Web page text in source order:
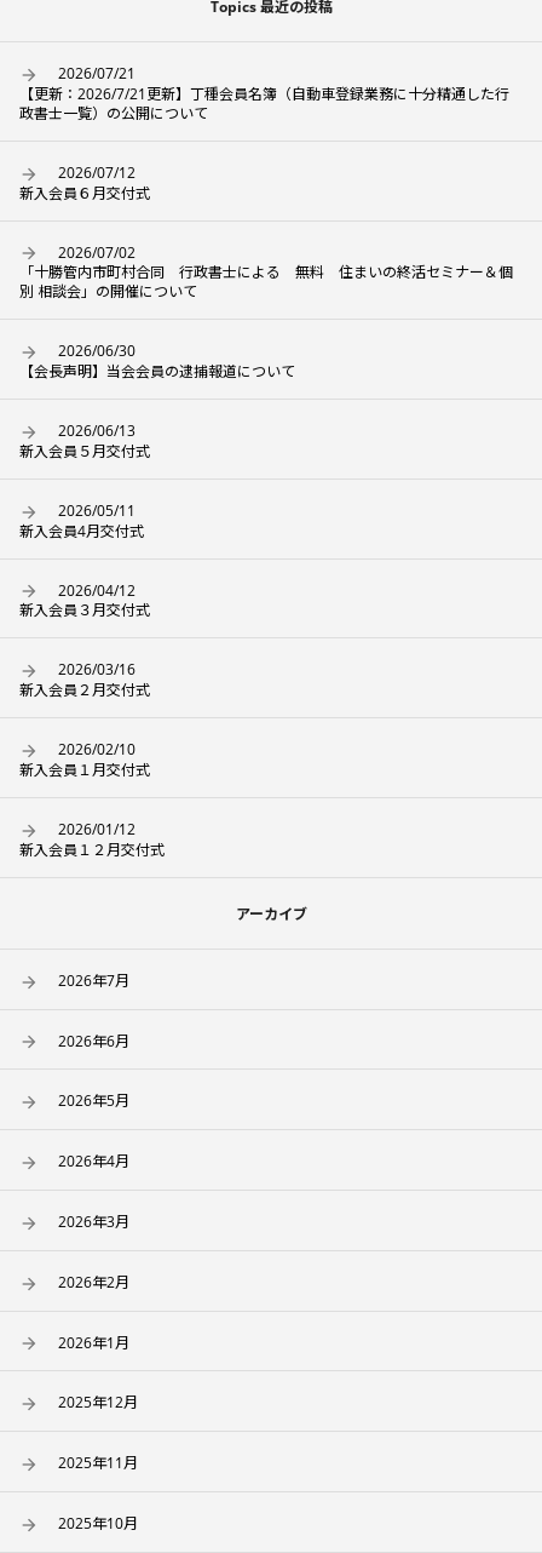
Topics 最近の投稿
2026/07/21
【更新：2026/7/21更新】丁種会員名簿（自動車登録業務に十分精通した行
政書士一覧）の公開について
2026/07/12
新入会員６月交付式
2026/07/02
「十勝管内市町村合同 行政書士による 無料 住まいの終活セミナー＆個
別 相談会」の開催について
2026/06/30
【会長声明】当会会員の逮捕報道について
2026/06/13
新入会員５月交付式
2026/05/11
新入会員4月交付式
2026/04/12
新入会員３月交付式
2026/03/16
新入会員２月交付式
2026/02/10
新入会員１月交付式
2026/01/12
新入会員１２月交付式
アーカイブ
2026年7月
2026年6月
2026年5月
2026年4月
2026年3月
2026年2月
2026年1月
2025年12月
2025年11月
2025年10月